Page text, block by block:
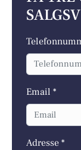
Email *
Adresse *